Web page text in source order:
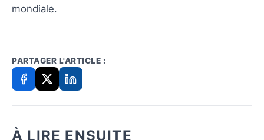
mondiale.
PARTAGER L'ARTICLE :
À LIRE ENSUITE